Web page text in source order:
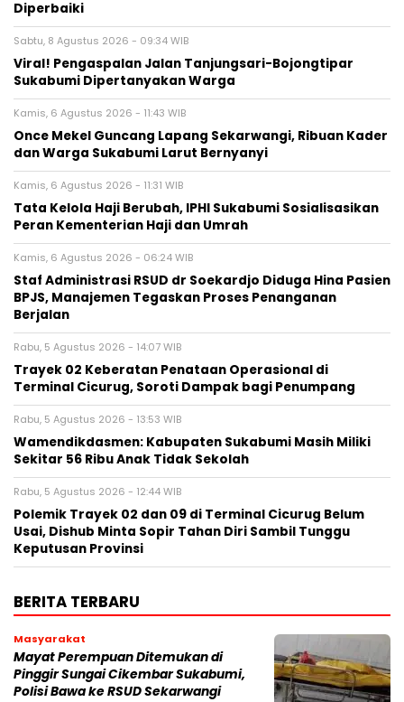
Diperbaiki
Sabtu, 8 Agustus 2026 - 09:34 WIB
Viral! Pengaspalan Jalan Tanjungsari-Bojongtipar
Sukabumi Dipertanyakan Warga
Kamis, 6 Agustus 2026 - 11:43 WIB
Once Mekel Guncang Lapang Sekarwangi, Ribuan Kader
dan Warga Sukabumi Larut Bernyanyi
Kamis, 6 Agustus 2026 - 11:31 WIB
Tata Kelola Haji Berubah, IPHI Sukabumi Sosialisasikan
Peran Kementerian Haji dan Umrah
Kamis, 6 Agustus 2026 - 06:24 WIB
Staf Administrasi RSUD dr Soekardjo Diduga Hina Pasien
BPJS, Manajemen Tegaskan Proses Penanganan
Berjalan
Rabu, 5 Agustus 2026 - 14:07 WIB
‎Trayek 02 Keberatan Penataan Operasional di
Terminal Cicurug, Soroti Dampak bagi Penumpang
Rabu, 5 Agustus 2026 - 13:53 WIB
Wamendikdasmen: Kabupaten Sukabumi Masih Miliki
Sekitar 56 Ribu Anak Tidak Sekolah
Rabu, 5 Agustus 2026 - 12:44 WIB
Polemik Trayek 02 dan 09 di Terminal Cicurug Belum
Usai, Dishub Minta Sopir Tahan Diri Sambil Tunggu
Keputusan Provinsi
BERITA TERBARU
Masyarakat
‎Mayat Perempuan Ditemukan di
Pinggir Sungai Cikembar Sukabumi,
Polisi Bawa ke RSUD Sekarwangi‎